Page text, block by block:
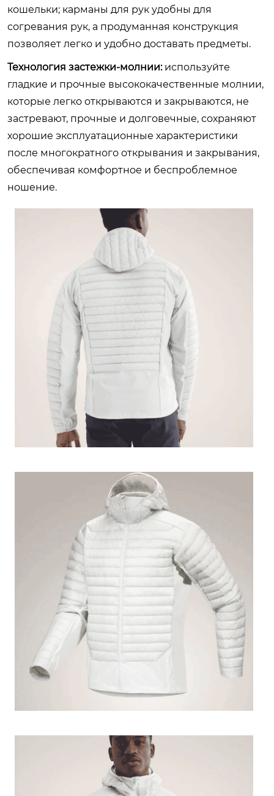
кошельки; карманы для рук удобны для
согревания рук, а продуманная конструкция
позволяет легко и удобно доставать предметы.
Технология застежки-молнии:используйте
гладкие и прочные высококачественные молнии,
которые легко открываются и закрываются, не
застревают, прочные и долговечные, сохраняют
хорошие эксплуатационные характеристики
после многократного открывания и закрывания,
обеспечивая комфортное и беспроблемное
ношение.